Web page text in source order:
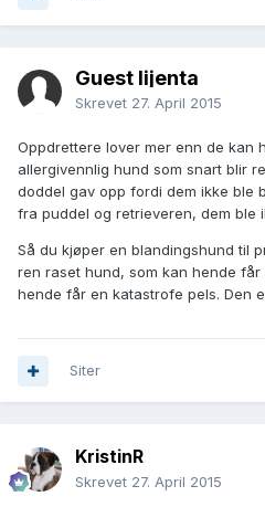
Guest lijenta
Skrevet 27. April 2015
Oppdrettere lover mer enn de kan
allergivennlig hund som snart blir
doddel gav opp fordi dem ikke ble
fra puddel og retrieveren, dem ble
Så du kjøper en blandingshund til
ren raset hund, som kan hende
hende får en katastrofe pels. Den
Siter
KristinR
Skrevet 27. April 2015